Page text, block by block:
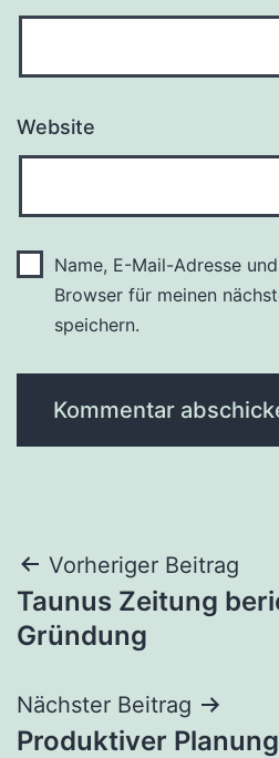
Website
Name, E-Mail-Adresse
Browser für meinen
speichern.
Vorheriger Beitrag
Taunus Zeitung
Gründung
Nächster Beitrag
Produktiver